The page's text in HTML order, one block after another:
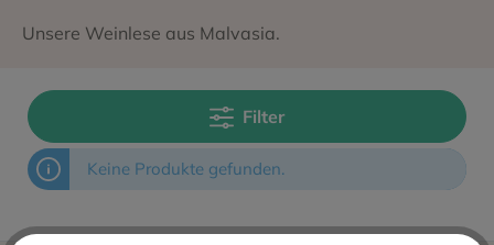
Unsere Weinlese aus Malvasia.
Filter
Keine Produkte gefunden.